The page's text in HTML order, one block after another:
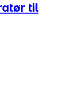
til